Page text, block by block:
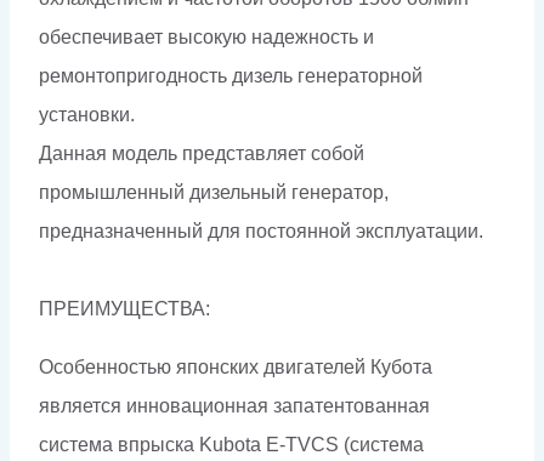
обеспечивает высокую надежность и
ремонтопригодность дизель генераторной
установки.
Данная модель представляет собой
промышленный дизельный генератор,
предназначенный для постоянной эксплуатации.
ПРЕИМУЩЕСТВА:
Особенностью японских двигателей Кубота
является инновационная запатентованная
система впрыска Kubota E-TVCS (система